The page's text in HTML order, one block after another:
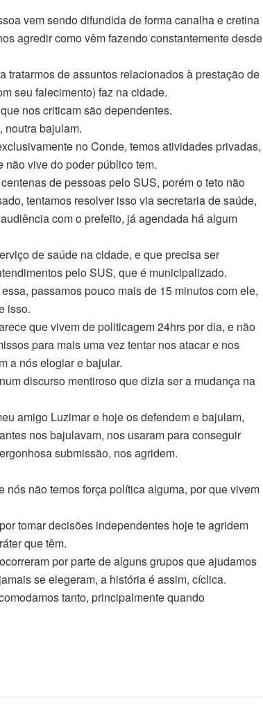
vem sendo difundida de forma canalha e cretina
agredir como vêm fazendo constantemente desde
tratarmos de assuntos relacionados à prestação de
seu falecimento) faz na cidade.
nos criticam são dependentes.
noutra bajulam.
no Conde, temos atividades privadas,
vive do poder público tem.
de pessoas pelo SUS, porém o teto não
tentamos resolver isso via secretaria de saúde,
com o prefeito, já agendada há algum
de saúde na cidade, e que precisa ser
pelo SUS, que é municipalizado.
passamos pouco mais de 15 minutos com ele,
isso.
que vivem de politicagem 24hrs por dia, e não
para mais uma vez tentar nos atacar e nos
a nós elogiar e bajular.
discurso mentiroso que dizia ser a mudança na
amigo Luzimar e hoje os defendem e bajulam,
nos bajulavam, nos usaram para conseguir
submissão, nos agridem.
não temos força política alguma, por que vivem
tomar decisões independentes hoje te agridem
que têm.
por parte de alguns grupos que ajudamos
se elegeram, a história é assim, cíclica.
tanto, principalmente quando